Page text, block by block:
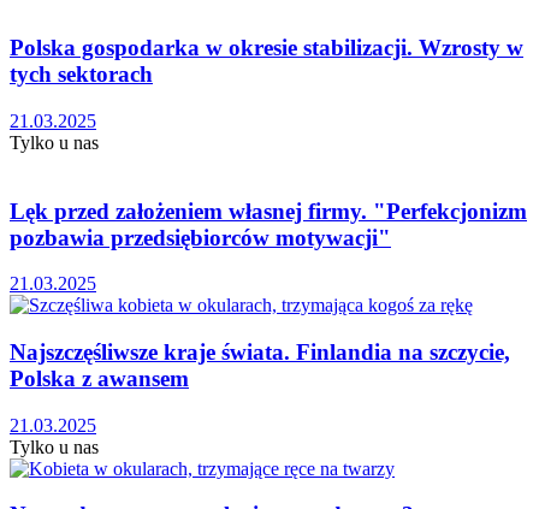
Polska gospodarka w okresie stabilizacji. Wzrosty w
tych sektorach
21.03.2025
Tylko u nas
Lęk przed założeniem własnej firmy. "Perfekcjonizm
pozbawia przedsiębiorców motywacji"
21.03.2025
Najszczęśliwsze kraje świata. Finlandia na szczycie,
Polska z awansem
21.03.2025
Tylko u nas